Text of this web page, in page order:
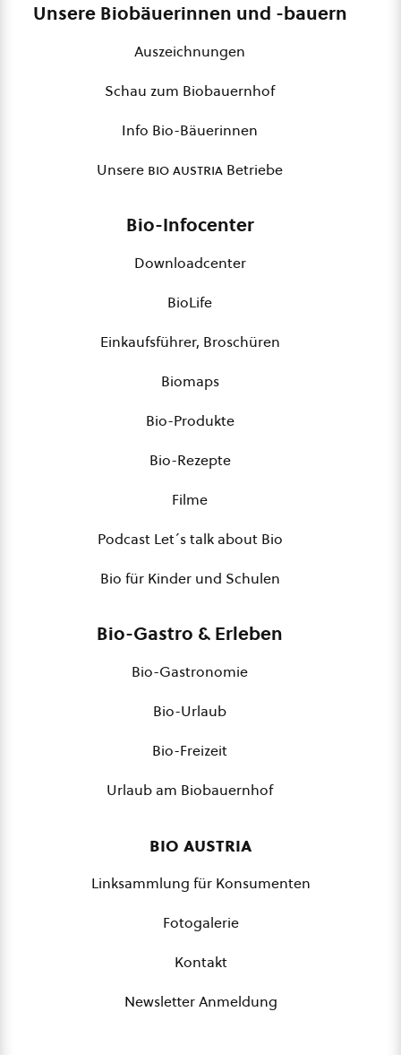
Unsere Biobäuerinnen und -bauern
Auszeichnungen
Schau zum Biobauernhof
Info Bio-Bäuerinnen
Unsere bio austria Betriebe
Bio-Infocenter
Downloadcenter
BioLife
Einkaufsführer, Broschüren
Biomaps
Bio-Produkte
Bio-Rezepte
Filme
Podcast Let´s talk about Bio
Bio für Kinder und Schulen
Bio-Gastro & Erleben
Bio-Gastronomie
Bio-Urlaub
Bio-Freizeit
Urlaub am Biobauernhof
bio austria
Linksammlung für Konsumenten
Fotogalerie
Kontakt
Newsletter Anmeldung